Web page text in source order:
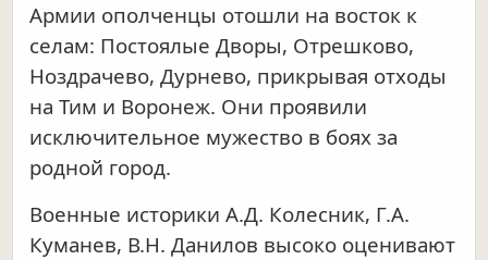
Армии ополченцы отошли на восток к
селам: Постоялые Дворы, Отрешково,
Ноздрачево, Дурнево, прикрывая отходы
на Тим и Воронеж. Они проявили
исключительное мужество в боях за
родной город.
Военные историки А.Д. Колесник, Г.А.
Куманев, В.Н. Данилов высоко оценивают